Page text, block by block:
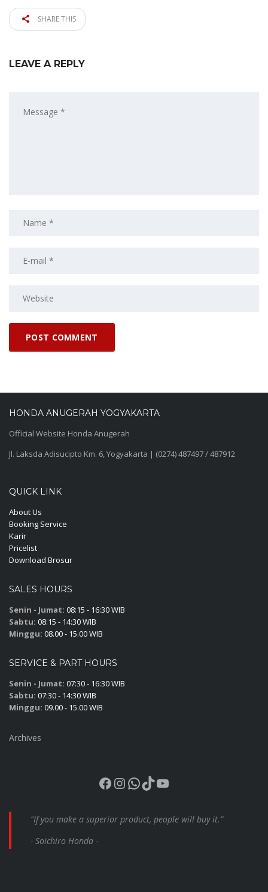
SHARE THIS
LEAVE A REPLY
HONDA ANUGERAH YOGYAKARTA
Official Website Honda Anugerah
Jl. Laksda Adisucipto Km. 6, Yogyakarta | (0274) 487497 / 487912
QUICK LINK
About Us
Booking Service
Karir
Pricelist
Download Brosur
SALES HOURS
Senin - Jumat: 08:15 - 16:30 WIB
Sabtu: 08:15 - 14:30 WIB
Minggu: 08.00 - 15.00 WIB
SERVICE & PART HOURS
Senin - Jumat: 07:30 - 16:30 WIB
Sabtu: 07:30 - 14:30 WIB
Minggu: 09.00 - 15.00 WIB
Archives
Facebook
Instagram
WhatsApp
TikTok
YouTube
“If you make a superior product, people will buy it.”
- Soichiro Honda -